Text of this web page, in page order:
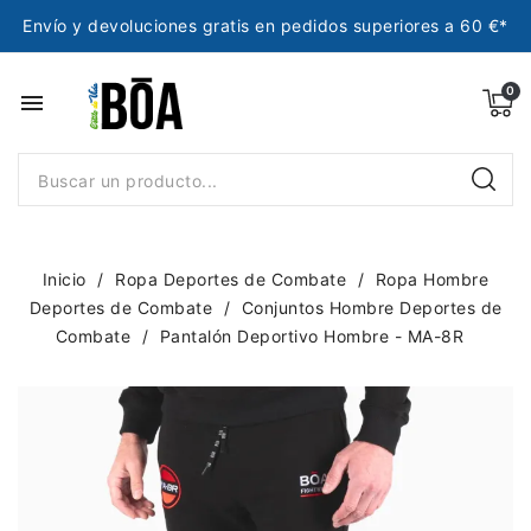
Envío y devoluciones gratis en pedidos superiores a 60 €*
menu
Inicio Ropa Deportes de Combate
Ropa Hombre
Deportes de Combate
Conjuntos Hombre Deportes de
Combate
Pantalón Deportivo Hombre - MA-8R